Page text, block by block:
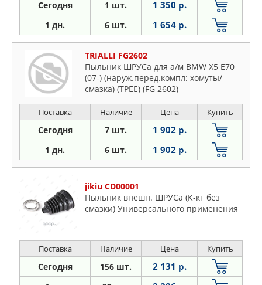
Сегодня 1 шт. 1 350 р.
1 дн. 6 шт. 1 654 р.
TRIALLI FG2602
Пыльник ШРУСа для а/м BMW X5 E70
(07-) (наруж.перед.компл: хомуты/
смазка) (TPEE) (FG 2602)
Поставка Наличие Цена Купить
Сегодня 7 шт. 1 902 р.
1 дн. 6 шт. 1 902 р.
jikiu CD00001
Пыльник внешн. ШРУСа (К-кт без
смазки) Универсального применения
Поставка Наличие Цена Купить
Сегодня 156 шт. 2 131 р.